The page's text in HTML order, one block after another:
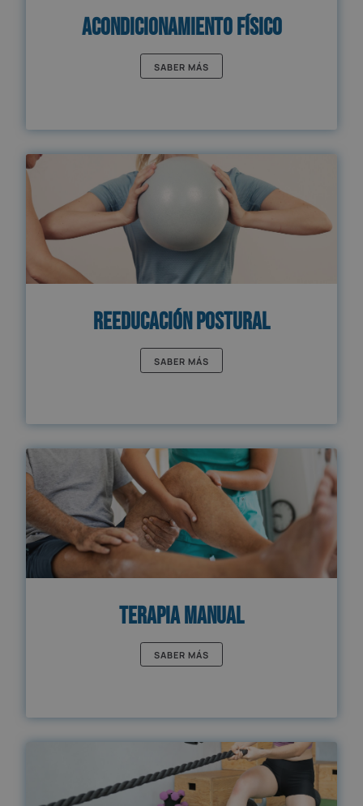
Acondicionamiento Físico
SABER MÁS
Reeducación Postural
SABER MÁS
Terapia Manual
SABER MÁS